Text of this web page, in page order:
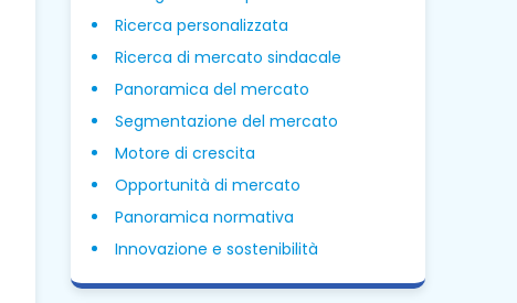
Ricerca personalizzata
Ricerca di mercato sindacale
Panoramica del mercato
Segmentazione del mercato
Motore di crescita
Opportunità di mercato
Panoramica normativa
Innovazione e sostenibilità